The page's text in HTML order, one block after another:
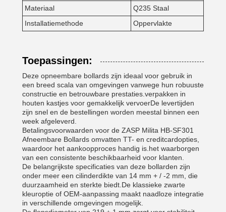
Materiaal
Q235 Staal
Installatiemethode
Oppervlakte
Toepassingen:
Deze opneembare bollards zijn ideaal voor gebruik in
een breed scala van omgevingen vanwege hun robuuste
constructie en betrouwbare prestaties.verpakken in
houten kastjes voor gemakkelijk vervoerDe levertijden
zijn snel en de bestellingen worden meestal binnen een
week afgeleverd.
Betalingsvoorwaarden voor de ZASP Milita HB-SF301
Afneembare Bollards omvatten TT- en creditcardopties,
waardoor het aankoopproces handig is.het waarborgen
van een consistente beschikbaarheid voor klanten.
De belangrijkste specificaties van deze bollarden zijn
onder meer een cilinderdikte van 14 mm + / -2 mm, die
duurzaamheid en sterkte biedt.De klassieke zwarte
kleuroptie of OEM-aanpassing maakt naadloze integratie
in verschillende omgevingen mogelijk.